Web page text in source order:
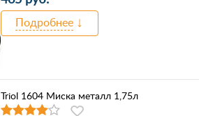
Подробнее
Triol 1604 Миска металл 1,75л